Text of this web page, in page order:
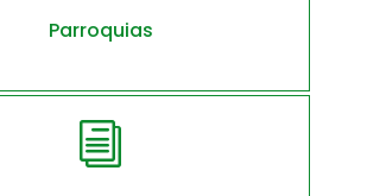
Parroquias
i